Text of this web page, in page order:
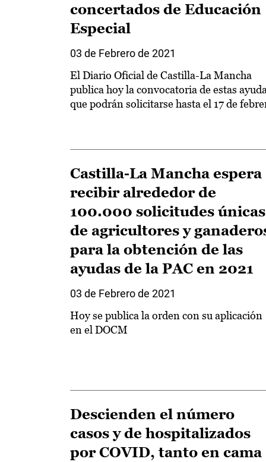
concertados de Educación
Especial
03 de Febrero de 2021
El Diario Oficial de Castilla-La Mancha
publica hoy la convocatoria de estas
que podrán solicitarse hasta el 17 de
Castilla-La Mancha espera
recibir alrededor de
100.000 solicitudes únicas
de agricultores y
para la obtención de las
ayudas de la PAC en 2021
03 de Febrero de 2021
Hoy se publica la orden con su aplicación
en el DOCM
Descienden el número
casos y de hospitalizados
por COVID, tanto en cama